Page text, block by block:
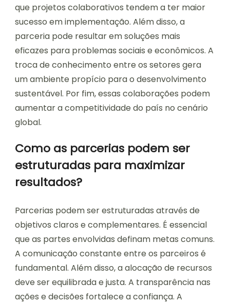
que projetos colaborativos tendem a ter maior
sucesso em implementação. Além disso, a
parceria pode resultar em soluções mais
eficazes para problemas sociais e econômicos. A
troca de conhecimento entre os setores gera
um ambiente propício para o desenvolvimento
sustentável. Por fim, essas colaborações podem
aumentar a competitividade do país no cenário
global.
Como as parcerias podem ser
estruturadas para maximizar
resultados?
Parcerias podem ser estruturadas através de
objetivos claros e complementares. É essencial
que as partes envolvidas definam metas comuns.
A comunicação constante entre os parceiros é
fundamental. Além disso, a alocação de recursos
deve ser equilibrada e justa. A transparência nas
ações e decisões fortalece a confiança. A